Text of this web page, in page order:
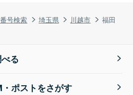
号検索 埼玉県 川越市 福田
る
ポストをさがす